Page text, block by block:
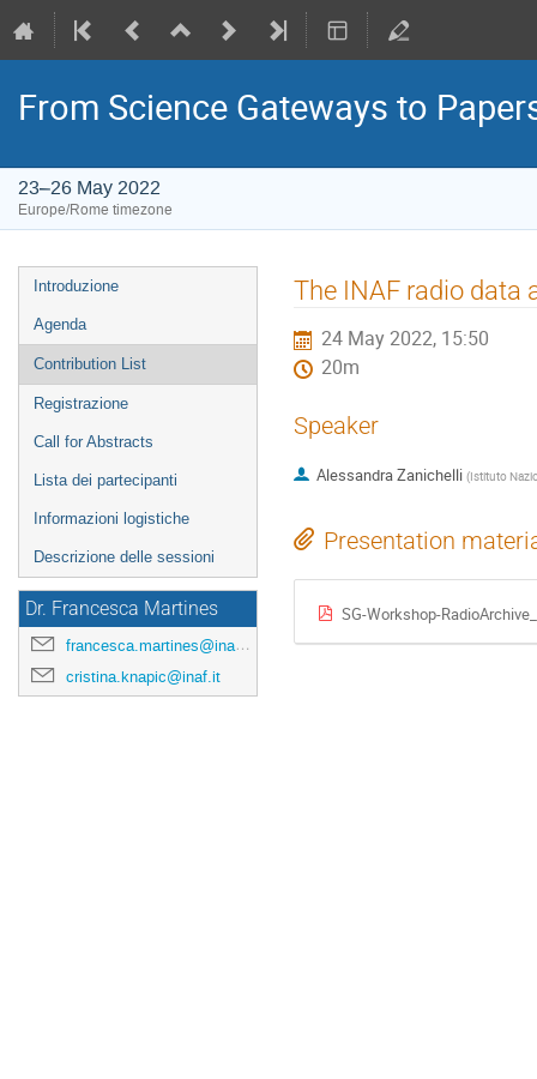
From Science Gateways to
23–26 May 2022
Europe/Rome timezone
Event
menu
Introduzione
Agenda
Contribution List
Registrazione
Call for Abstracts
Lista dei partecipanti
Informazioni logistiche
Descrizione delle sessioni
Dr. Francesca Martines
francesca.martines@inaf.it
cristina.knapic@inaf.it
The INAF radio data
24 May 2022, 15:50
20m
Speaker
Alessandra Zanichelli (Istituto
Presentation
SG-Workshop-